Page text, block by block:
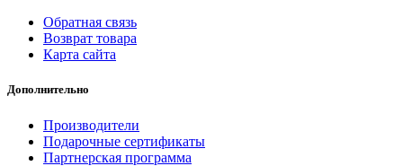
Обратная связь
Возврат товара
Карта сайта
Дополнительно
Производители
Подарочные сертификаты
Партнерская программа